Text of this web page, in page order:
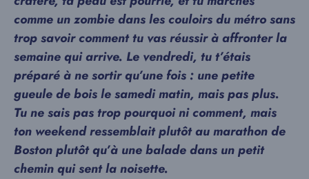
comme un zombie dans les couloirs du métro sans
trop savoir comment tu vas réussir à affronter la
semaine qui arrive. Le vendredi, tu t’étais
préparé à ne sortir qu’une fois : une petite
gueule de bois le samedi matin, mais pas plus.
Tu ne sais pas trop pourquoi ni comment, mais
ton weekend ressemblait plutôt au marathon de
Boston plutôt qu’à une balade dans un petit
chemin qui sent la noisette.